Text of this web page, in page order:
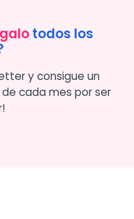
todos los
y consigue un
cada mes por ser